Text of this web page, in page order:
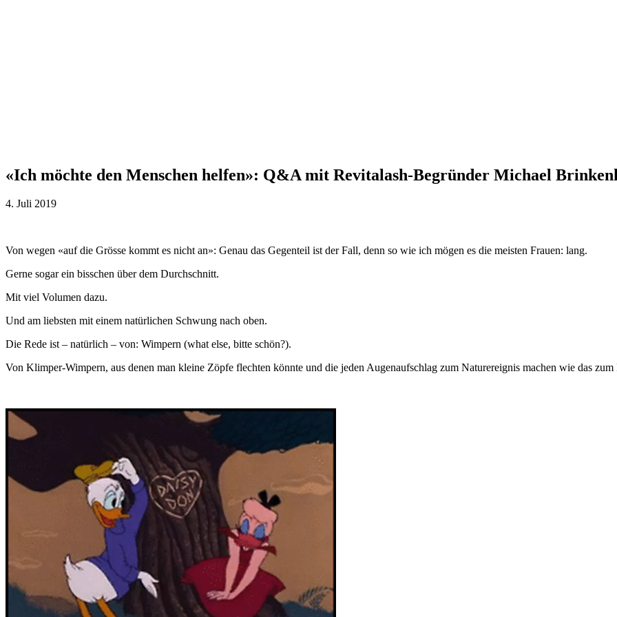
«Ich möchte den Menschen helfen»: Q&A mit Revitalash-Begründer Michael
4. Juli 2019
Von wegen «auf die Grösse kommt es nicht an»: Genau das Gegenteil ist der Fall, denn so wie ich mögen es die meisten Frauen: lang.
Gerne sogar ein bisschen über dem Durchschnitt.
Mit viel Volumen dazu.
Und am liebsten mit einem natürlichen Schwung nach oben.
Die Rede ist – natürlich – von: Wimpern (what else, bitte schön?).
Von Klimper-Wimpern, aus denen man kleine Zöpfe flechten könnte und die jeden Augenaufschlag zum Naturereignis machen wie das